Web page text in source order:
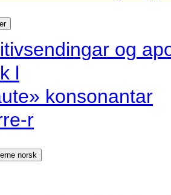
og
l
konsonantar
r
norsk